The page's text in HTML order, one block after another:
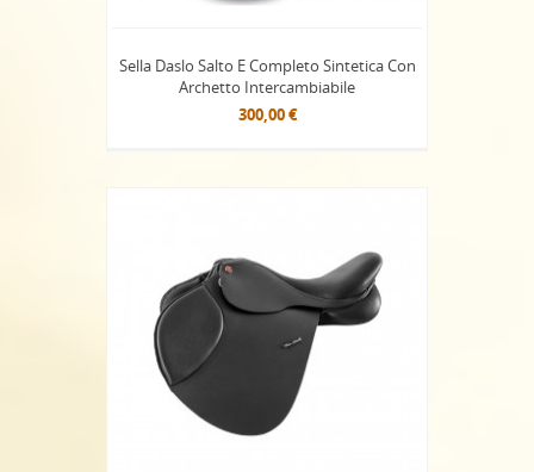
Sella Daslo Salto E Completo Sintetica Con
Archetto Intercambiabile
300,00 €